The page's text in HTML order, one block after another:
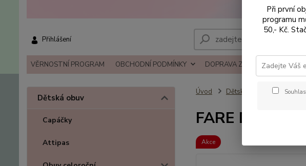
VĚRNOSTNÍ PROGRAM OBCHODNÍ PODMÍNKY DOPRAVA ZBOŽÍ
Přihlášení
Dětská obuv
Capáčky
Attipas
Úvod Dětská obuv Obuv
FARE Domácí
Akce
Při první
programu
50,- Kč.